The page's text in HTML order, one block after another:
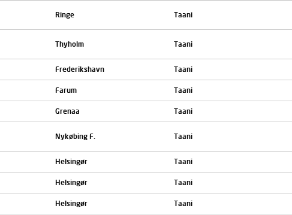
Ringe Taani
Thyholm Taani
Frederikshavn Taani
Farum Taani
Grenaa Taani
Nykøbing F. Taani
Helsingør Taani
Helsingør Taani
Helsingør Taani